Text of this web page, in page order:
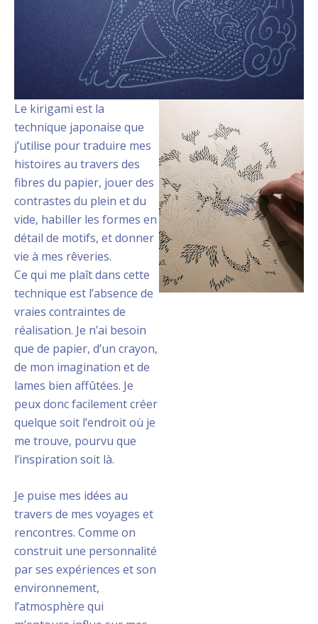
Le kirigami est la
technique japonaise que
j’utilise pour traduire mes
histoires au travers des
fibres du papier, jouer des
contrastes du plein et du
vide, habiller les formes en
détail de motifs, et donner
vie à mes rêveries.
Ce qui me plaît dans cette
technique est l’absence de
vraies contraintes de
réalisation. Je n’ai besoin
que de papier, d’un crayon,
de mon imagination et de
lames bien affûtées. Je
peux donc facilement créer
quelque soit l’endroit où je
me trouve, pourvu que
l’inspiration soit là.
Je puise mes idées au
travers de mes voyages et
rencontres. Comme on
construit une personnalité
par ses expériences et son
environnement,
l’atmosphère qui